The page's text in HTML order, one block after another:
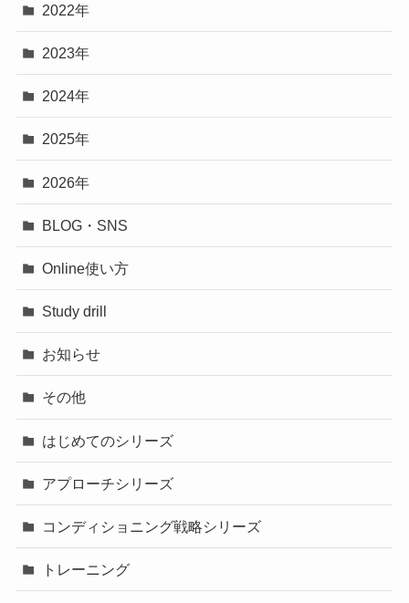
2022年
2023年
2024年
2025年
2026年
BLOG・SNS
Online使い方
Study drill
お知らせ
その他
はじめてのシリーズ
アプローチシリーズ
コンディショニング戦略シリーズ
トレーニング